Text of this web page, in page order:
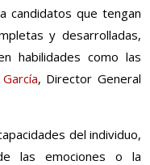
candidatos que tengan
y desarrolladas,
habilidades como las
, Director General
del individuo,
las emociones o la